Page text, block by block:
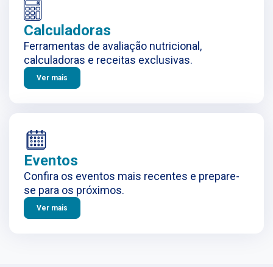
Calculadoras
Ferramentas de avaliação nutricional,
calculadoras e receitas exclusivas.
Ver mais
Eventos
Confira os eventos mais recentes e prepare-
se para os próximos.
Ver mais